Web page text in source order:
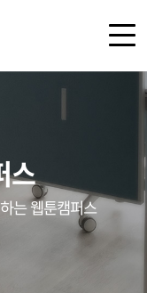
스
는 웹툰캠퍼스